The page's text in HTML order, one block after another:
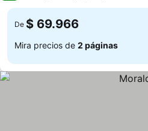
De $ 69.966
Mira precios de 2 páginas